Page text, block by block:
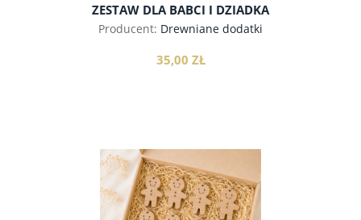
ZESTAW DLA BABCI I DZIADKA
Producent: Drewniane dodatki
35,00 ZŁ
do koszyka